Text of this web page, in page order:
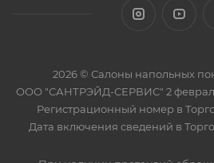
2026 © Салоны напольных
ООО "САНТРЭЙД-СЕРВИС" 2
Регистрационный номер в
Дата включения сведений в